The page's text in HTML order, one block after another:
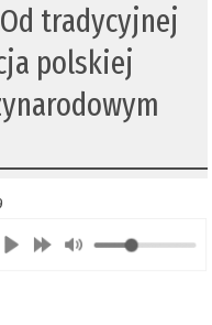
tradycyjnej
polskiej